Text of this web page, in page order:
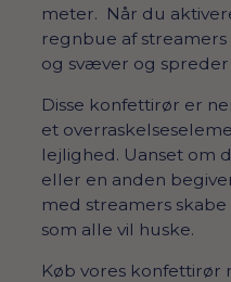
meter. Når du
regnbue af
og svæver og
Disse konfettirør er
et
lejlighed. Uanset om
eller en anden
med streamers
som alle vil huske.
Køb vores konfettirør